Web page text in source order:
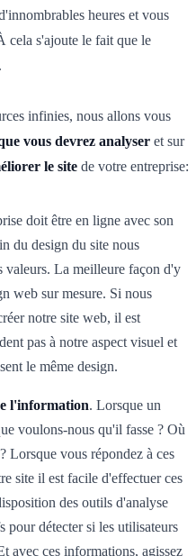
heures et vous
cela s'ajoute le fait que le
infinies, nous allons vous
vous devrez analyser et sur
le site de votre entreprise:
doit être en ligne avec son
du design du site nous
valeurs. La meilleure façon d'y
web sur mesure. Si nous
notre site web, il est
pas à notre aspect visuel et
le même design.
l'information. Lorsque un
voulons-nous qu'il fasse ? Où
Lorsque vous répondez à ces
site il est facile d'effectuer ces
des outils d'analyse
pour détecter si les utilisateurs
avec ces informations, agissez